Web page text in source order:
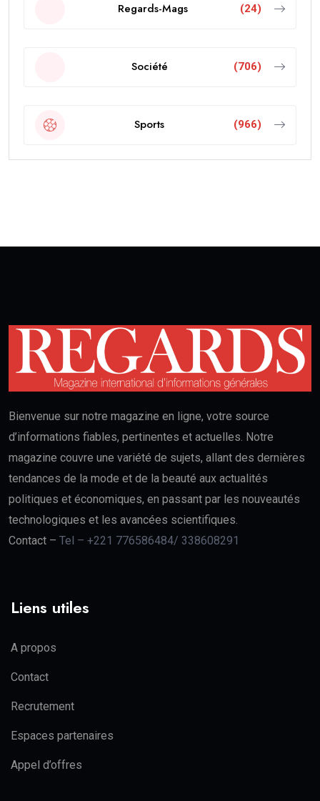
Regards-Mags (24)
Société (706)
Sports (966)
Bienvenue sur notre magazine en ligne, votre source
d’informations fiables, pertinentes et actuelles. Notre
magazine couvre une variété de sujets, allant des dernières
tendances de la mode et de la beauté aux actualités
politiques et économiques, en passant par les nouveautés
technologiques et les avancées scientifiques.
Contact – Tel – +221 776586484/ 338608291
Liens utiles
A propos
Contact
Recrutement
Espaces partenaires
Appel d’offres